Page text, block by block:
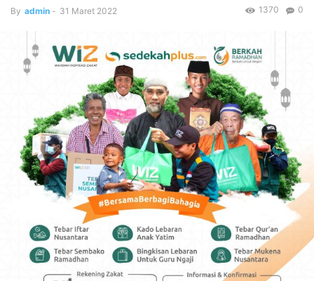
By admin - 31 Maret 2022 0
1370